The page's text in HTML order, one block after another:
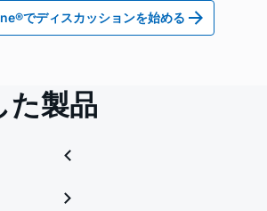
でディスカッションを始める
た製品